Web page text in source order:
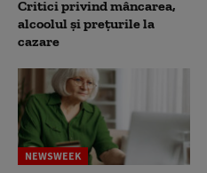
Critici privind mâncarea,
alcoolul și prețurile la
cazare
NEWSWEEK